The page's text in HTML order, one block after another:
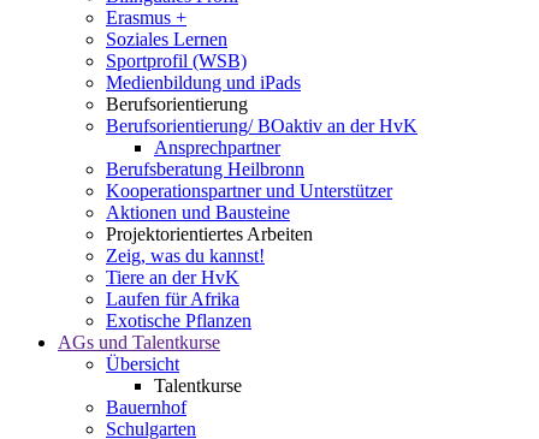
Erasmus +
Soziales Lernen
Sportprofil (WSB)
Medienbildung und iPads
Berufsorientierung
Berufsorientierung/ BOaktiv an der HvK
Ansprechpartner
Berufsberatung Heilbronn
Kooperationspartner und Unterstützer
Aktionen und Bausteine
Projektorientiertes Arbeiten
Zeig, was du kannst!
Tiere an der HvK
Laufen für Afrika
Exotische Pflanzen
AGs und Talentkurse
Übersicht
Talentkurse
Bauernhof
Schulgarten